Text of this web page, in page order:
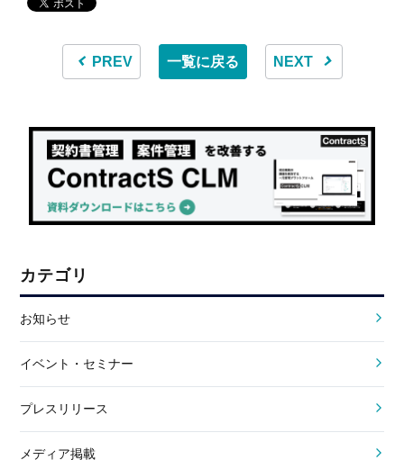
PREV 一覧に戻る NEXT
カテゴリ
お知らせ
イベント・セミナー
プレスリリース
メディア掲載